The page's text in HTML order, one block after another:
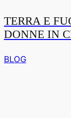
TERRA E
DONNE IN
BLOG